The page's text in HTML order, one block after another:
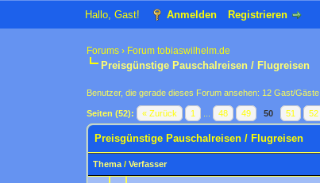
Hallo, Gast! Anmelden Registrieren
Forums › Forum tobiaswilhelm.de
Preisgünstige Pauschalreisen / Flugreisen
Benutzer, die gerade dieses Forum ansehen: 12 Gast/Gäste
Seiten (52): « Zurück 1 48 49 50 51 52
Preisgünstige Pauschalreisen / Flugreisen
Thema /Verfasser